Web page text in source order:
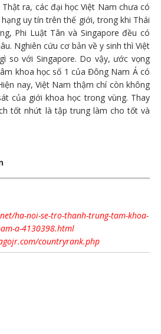
ra, các đại học Việt Nam chưa có
uy tín trên thế giới, trong khi Thái
Phi Luật Tân và Singapore đều có
Nghiên cứu cơ bản về y sinh thì Việt
so với Singapore. Do vậy, ước vọng
khoa học số 1 của Đông Nam Á có
nay, Việt Nam thậm chí còn không
của giới khoa học trong vùng. Thay
tốt nhứt là tập trung làm cho tốt và
ha-noi-se-tro-thanh-trung-tam-khoa-
a-4130398.html
countryrank.php